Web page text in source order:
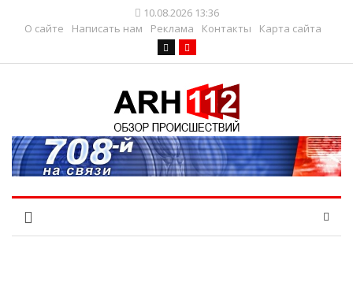
10.08.2026 13:36
О сайте
Написать нам Реклама Контакты Карта сайта